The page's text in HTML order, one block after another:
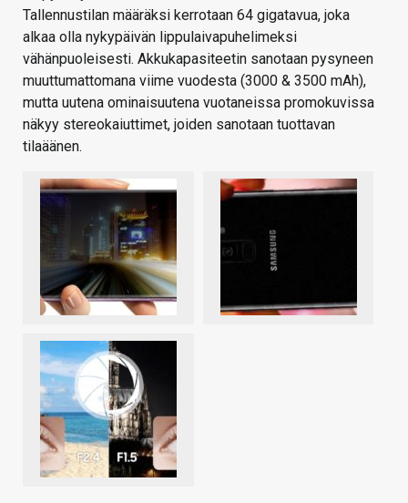
Tallennustilan määräksi kerrotaan 64 gigatavua, joka
alkaa olla nykypäivän lippulaivapuhelimeksi
vähänpuoleisesti. Akkukapasiteetin sanotaan pysyneen
muuttumattomana viime vuodesta (3000 & 3500 mAh),
mutta uutena ominaisuutena vuotaneissa promokuvissa
näkyy stereokaiuttimet, joiden sanotaan tuottavan
tilaäänen.